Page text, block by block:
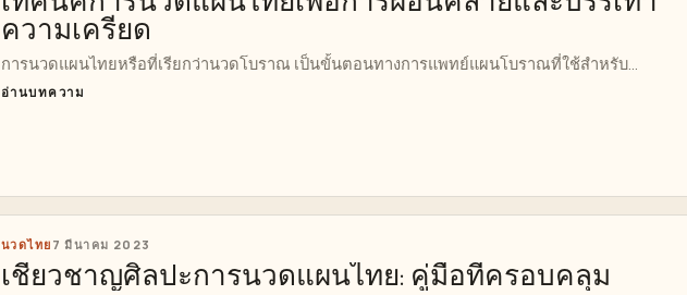
ความเครียด
การนวดแผนไทยหรือที่เรียกว่านวดโบราณ เป็นขั้นตอนทางการแพทย์แผนโบราณที่ใช้สำหรับ...
อ่านบทความ
นวดไทย 7 มีนาคม 2023
เชี่ยวชาญศิลปะการนวดแผนไทย: คู่มือที่ครอบคลุม